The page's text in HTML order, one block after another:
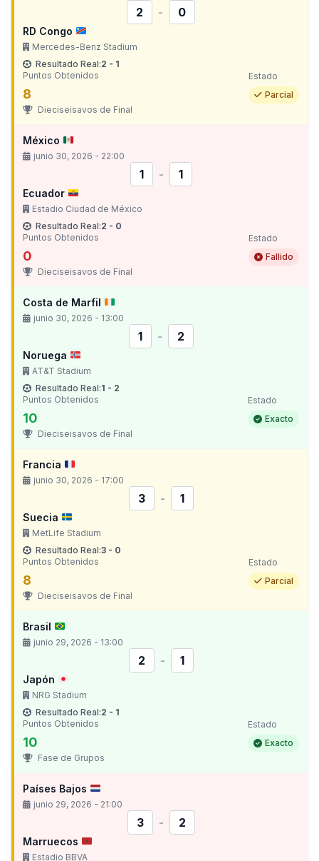
2 - 0
RD Congo
Mercedes-Benz Stadium
Resultado Real:2 - 1
Puntos Obtenidos
8
Estado
Parcial
Dieciseisavos de Final
México
junio 30, 2026 - 22:00
1 - 1
Ecuador
Estadio Ciudad de México
Resultado Real:2 - 0
Puntos Obtenidos
0
Estado
Fallido
Dieciseisavos de Final
Costa de Marfil
junio 30, 2026 - 13:00
1 - 2
Noruega
AT&T Stadium
Resultado Real:1 - 2
Puntos Obtenidos
10
Estado
Exacto
Dieciseisavos de Final
Francia
junio 30, 2026 - 17:00
3 - 1
Suecia
MetLife Stadium
Resultado Real:3 - 0
Puntos Obtenidos
8
Estado
Parcial
Dieciseisavos de Final
Brasil
junio 29, 2026 - 13:00
2 - 1
Japón
NRG Stadium
Resultado Real:2 - 1
Puntos Obtenidos
10
Estado
Exacto
Fase de Grupos
Países Bajos
junio 29, 2026 - 21:00
3 - 2
Marruecos
Estadio BBVA